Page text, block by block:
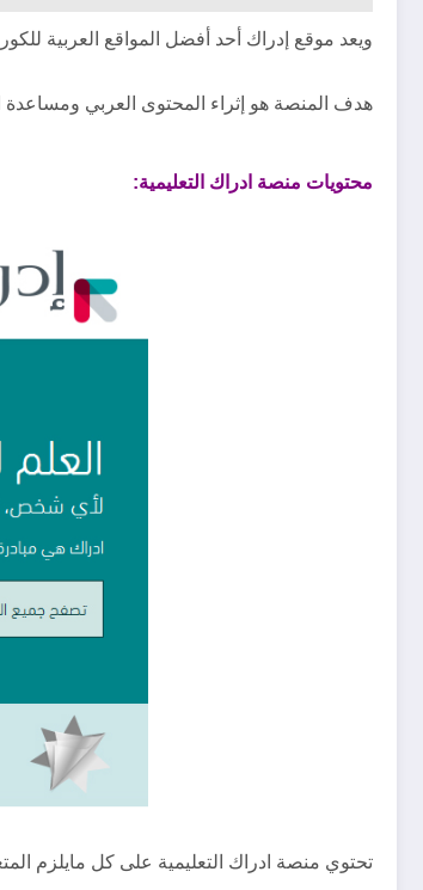
ويعد موقع إدراك أحد أفضل المواقع العربية
هدف المنصة هو إثراء المحتوى العربي
محتويات منصة ادراك التعليمية:
تحتوي منصة ادراك التعليمية على كل مايلزم